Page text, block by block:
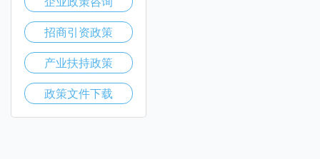
招商引资政策
产业扶持政策
政策文件下载